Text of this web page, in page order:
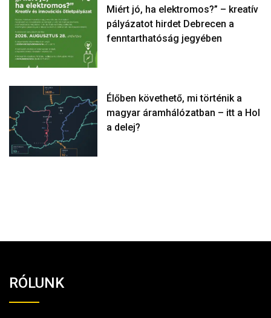
Miért jó, ha elektromos?” – kreatív
pályázatot hirdet Debrecen a
fenntarthatóság jegyében
Élőben követhető, mi történik a
magyar áramhálózatban – itt a Hol
a delej?
RÓLUNK